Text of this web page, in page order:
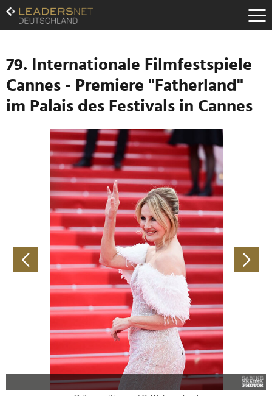
Zum
Inhalt
Zur
Navigation
Zur
Hauptnavigation
79. Internationale Filmfestspiele
Cannes - Premiere "Fatherland"
im Palais des Festivals in Cannes